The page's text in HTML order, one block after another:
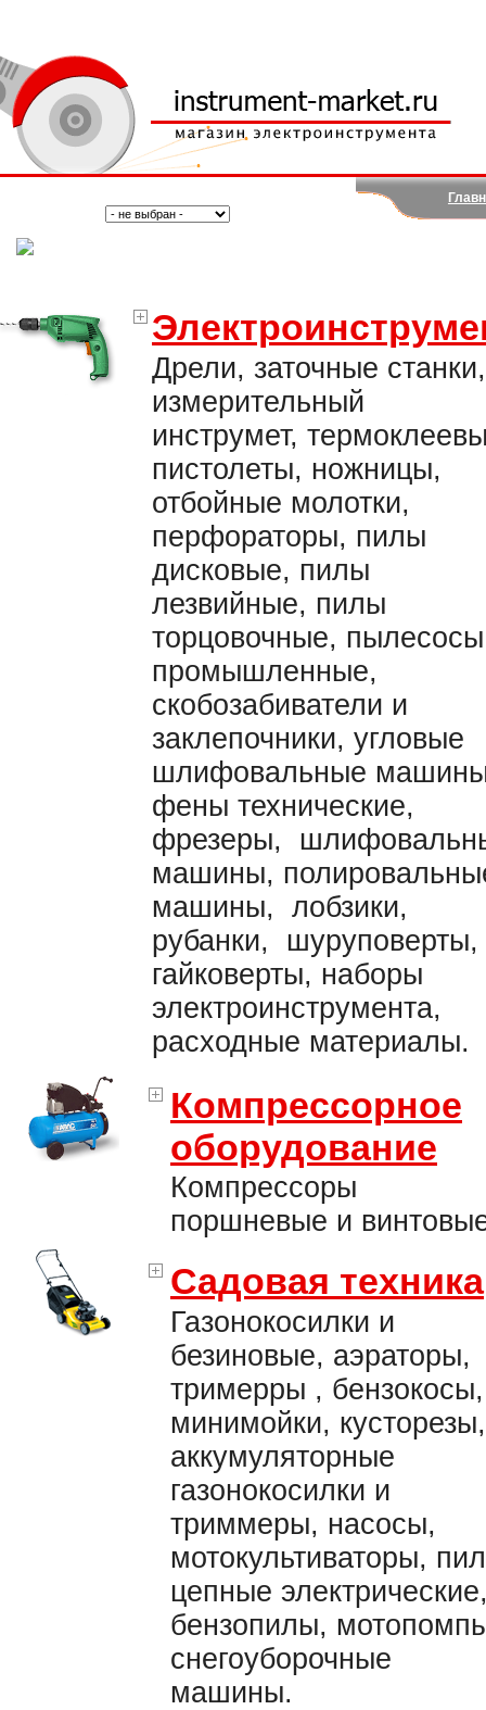
Дрели, заточные станки,
измерительный
инструмет,
пистолеты, ножницы,
отбойные молотки,
перфораторы, пилы
дисковые, пилы
лезвийные, пилы
торцовочные, пылесосы
промышленные,
скобозабиватели и
заклепочники, угловые
шлифовальные
фены технические,
фрезеры,
машины,
машины, лобзики,
рубанки, шуруповерты,
гайковерты, наборы
электроинструмента,
расходные материалы.
Компрессорное
оборудование
Компрессоры
поршневые и
Садовая техника
Газонокосилки и
безиновые, аэраторы,
тримерры , бензокосы,
минимойки, кусторезы,
аккумуляторные
газонокосилки и
триммеры, насосы,
мотокультиваторы,
цепные
бензопилы,
снегоуборочные
машины.